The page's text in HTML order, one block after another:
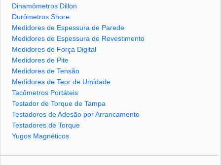
Dinamômetros Dillon
Durômetros Shore
Medidores de Espessura de Parede
Medidores de Espessura de Revestimento
Medidores de Força Digital
Medidores de Pite
Medidores de Tensão
Medidores de Teor de Umidade
Tacômetros Portáteis
Testador de Torque de Tampa
Testadores de Adesão por Arrancamento
Testadores de Torque
Yugos Magnéticos